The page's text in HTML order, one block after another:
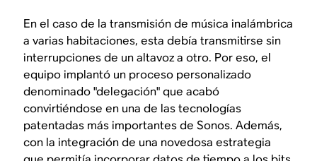
En el caso de la transmisión de música inalámbrica
a varias habitaciones, esta debía transmitirse sin
interrupciones de un altavoz a otro. Por eso, el
equipo implantó un proceso personalizado
denominado "delegación" que acabó
convirtiéndose en una de las tecnologías
patentadas más importantes de Sonos. Además,
con la integración de una novedosa estrategia